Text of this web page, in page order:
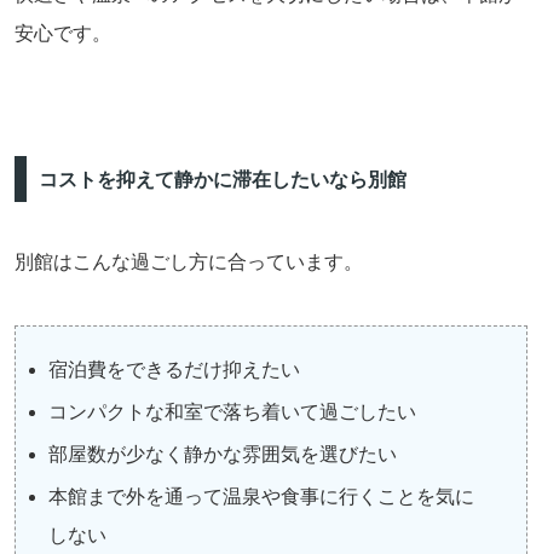
安心です。
コストを抑えて静かに滞在したいなら別館
別館はこんな過ごし方に合っています。
宿泊費をできるだけ抑えたい
コンパクトな和室で落ち着いて過ごしたい
部屋数が少なく静かな雰囲気を選びたい
本館まで外を通って温泉や食事に行くことを気に
しない